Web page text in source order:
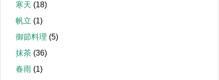
寒天 (18)
帆立 (1)
御節料理 (5)
抹茶 (36)
春雨 (1)